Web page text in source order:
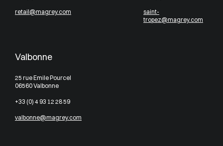
retail@magrey.com
saint-
tropez@magrey.com
Valbonne
25 rue Emile Pourcel
06560 Valbonne
+33 (0) 4 93 12 28 59
valbonne@magrey.com